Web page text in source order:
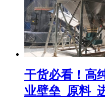
干货必看！高
业壁垒_原料_